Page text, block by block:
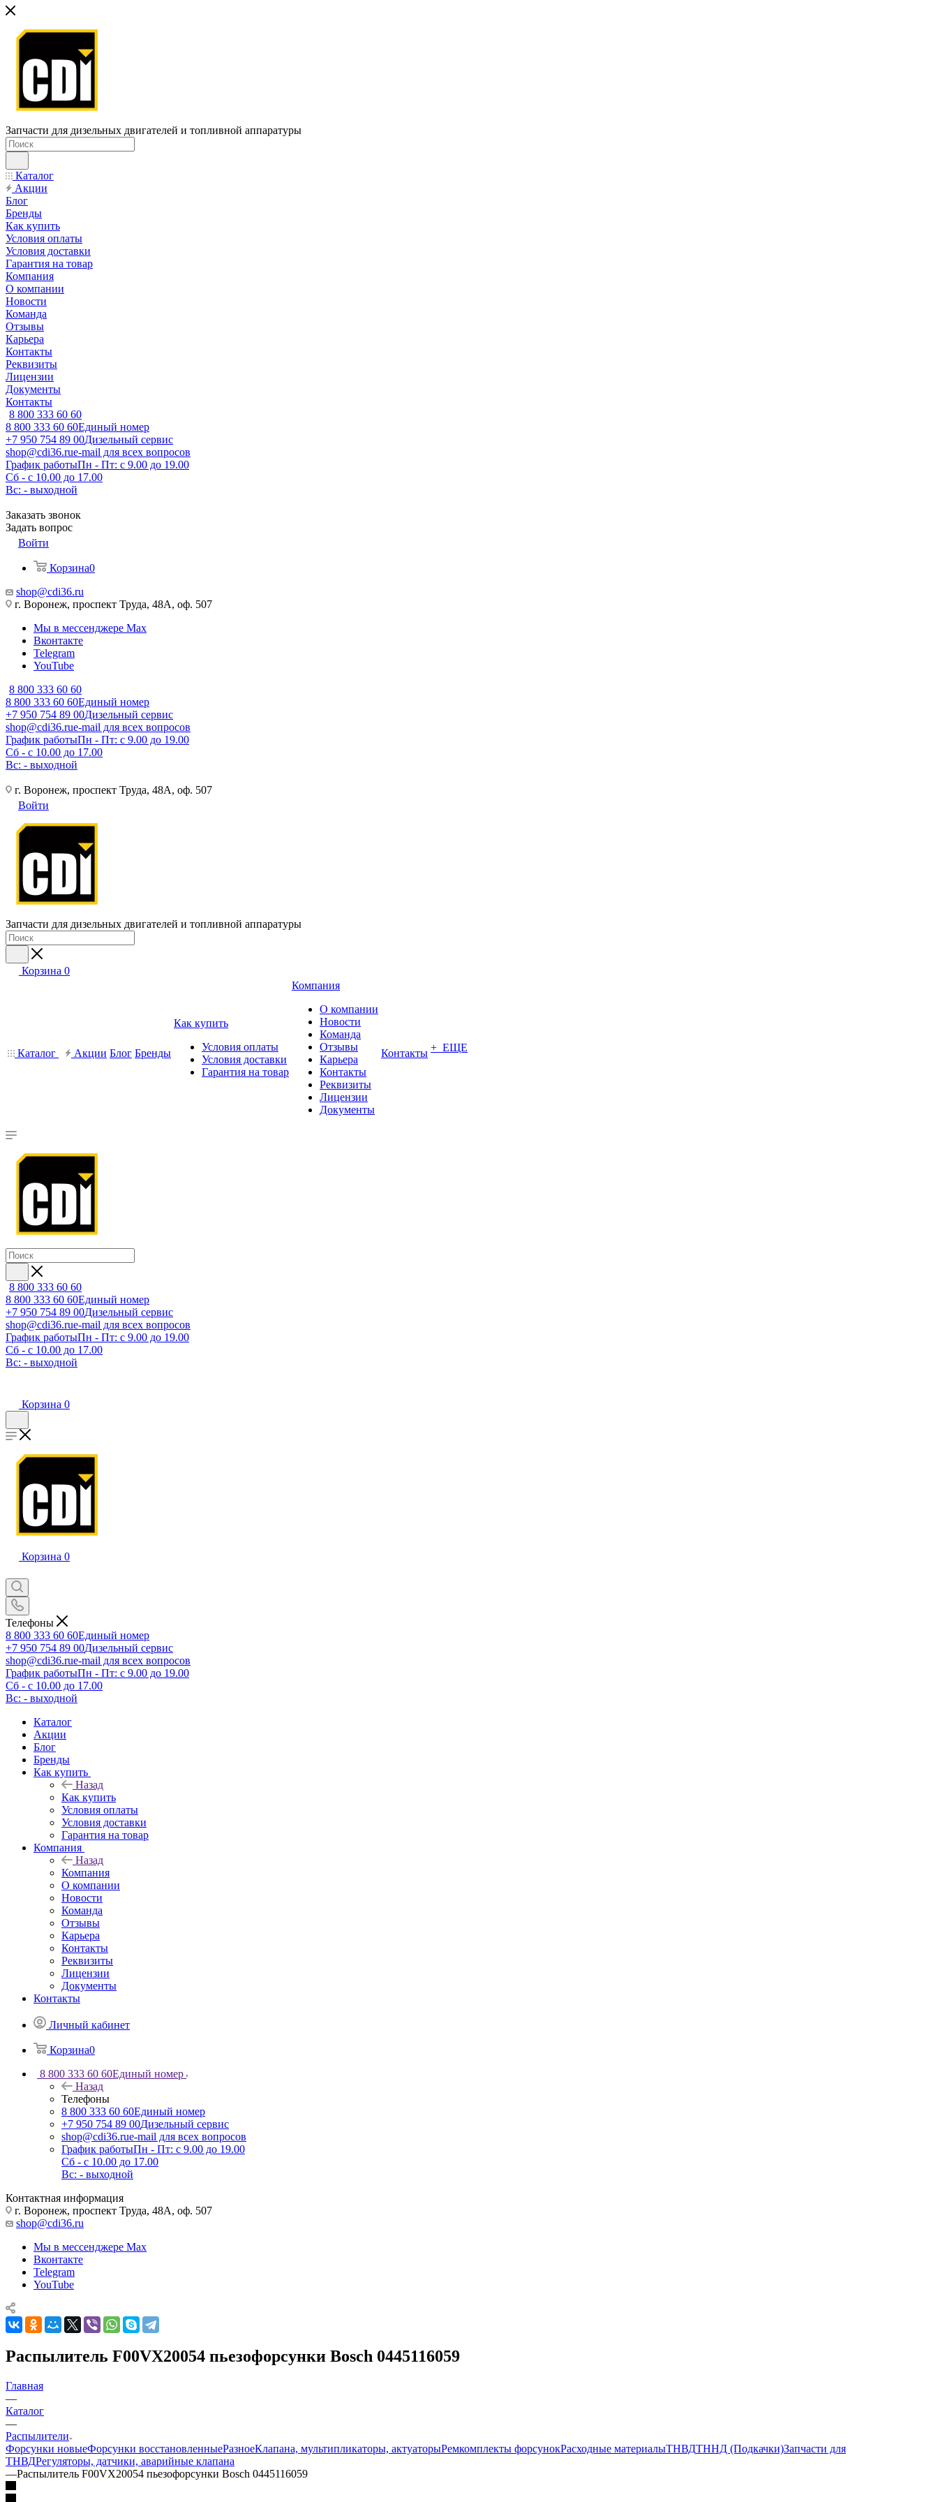
Запчасти для дизельных двигателей и топливной аппаратуры
Каталог
Акции
Блог
Бренды
Как купить
Условия оплаты
Условия доставки
Гарантия на товар
Компания
О компании
Новости
Команда
Отзывы
Карьера
Контакты
Реквизиты
Лицензии
Документы
Контакты
8 800 333 60 60
8 800 333 60 60Единый номер
+7 950 754 89 00Дизельный сервис
shop@cdi36.rue-mail для всех вопросов
График работыПн - Пт: с 9.00 до 19.00
Сб - с 10.00 до 17.00
Вс: - выходной
Заказать звонок
Задать вопрос
Войти
Корзина0
shop@cdi36.ru
г. Воронеж, проспект Труда, 48А, оф. 507
Мы в мессенджере Max
Вконтакте
Telegram
YouTube
8 800 333 60 60
8 800 333 60 60Единый номер
+7 950 754 89 00Дизельный сервис
shop@cdi36.rue-mail для всех вопросов
График работыПн - Пт: с 9.00 до 19.00
Сб - с 10.00 до 17.00
Вс: - выходной
г. Воронеж, проспект Труда, 48А, оф. 507
Войти
Запчасти для дизельных двигателей и топливной аппаратуры
Корзина 0
Каталог Акции Блог Бренды
Как купить
Условия оплаты
Условия доставки
Гарантия на товар
Компания
О компании
Новости
Команда
Отзывы
Карьера
Контакты
Реквизиты
Лицензии
Документы
Контакты + ЕЩЕ
8 800 333 60 60
8 800 333 60 60Единый номер
+7 950 754 89 00Дизельный сервис
shop@cdi36.rue-mail для всех вопросов
График работыПн - Пт: с 9.00 до 19.00
Сб - с 10.00 до 17.00
Вс: - выходной
Корзина 0
Корзина 0
Телефоны
8 800 333 60 60Единый номер
+7 950 754 89 00Дизельный сервис
shop@cdi36.rue-mail для всех вопросов
График работыПн - Пт: с 9.00 до 19.00
Сб - с 10.00 до 17.00
Вс: - выходной
Каталог
Акции
Блог
Бренды
Как купить
Назад
Как купить
Условия оплаты
Условия доставки
Гарантия на товар
Компания
Назад
Компания
О компании
Новости
Команда
Отзывы
Карьера
Контакты
Реквизиты
Лицензии
Документы
Контакты
Личный кабинет
Корзина0
8 800 333 60 60Единый номер
Назад
Телефоны
8 800 333 60 60Единый номер
+7 950 754 89 00Дизельный сервис
shop@cdi36.rue-mail для всех вопросов
График работыПн - Пт: с 9.00 до 19.00
Сб - с 10.00 до 17.00
Вс: - выходной
Контактная информация
г. Воронеж, проспект Труда, 48А, оф. 507
shop@cdi36.ru
Мы в мессенджере Max
Вконтакте
Telegram
YouTube
Распылитель F00VX20054 пьезофорсунки Bosch 0445116059
Главная
—
Каталог
—
Распылители
Форсунки новыеФорсунки восстановленныеРазноеКлапана, мультипликаторы, актуаторыРемкомплекты форсунокРасходные материалыТНВДТННД (Подкачки)Запчасти для
ТНВДРегуляторы, датчики, аварийные клапана
—Распылитель F00VX20054 пьезофорсунки Bosch 0445116059